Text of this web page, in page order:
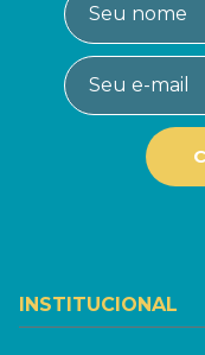
INSTITUCIONAL